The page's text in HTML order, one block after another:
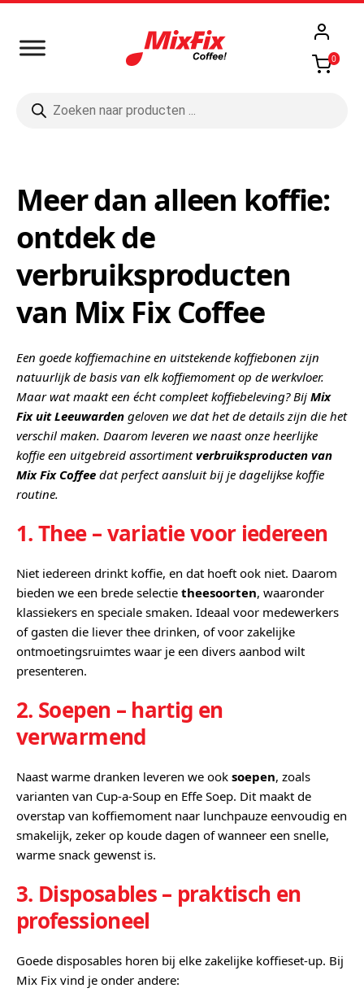
0
zoeken
Meer dan alleen koffie:
ontdek de
verbruiksproducten
van Mix Fix Coffee
Een goede koffiemachine en uitstekende koffiebonen zijn
natuurlijk de basis van elk koffiemoment op de werkvloer.
Maar wat maakt een écht compleet koffiebeleving? Bij Mix
Fix uit Leeuwarden geloven we dat het de details zijn die het
verschil maken. Daarom leveren we naast onze heerlijke
koffie een uitgebreid assortimentverbruiksproducten van
Mix Fix Coffee dat perfect aansluit bij je dagelijkse koffie
routine.
1. Thee – variatie voor iedereen
Niet iedereen drinkt koffie, en dat hoeft ook niet. Daarom
bieden we een brede selectie theesoorten, waaronder
klassiekers en speciale smaken. Ideaal voor medewerkers
of gasten die liever thee drinken, of voor zakelijke
ontmoetingsruimtes waar je een divers aanbod wilt
presenteren.
2. Soepen – hartig en
verwarmend
Naast warme dranken leveren we ook soepen, zoals
varianten van Cup‑a-Soup en Effe Soep. Dit maakt de
overstap van koffiemoment naar lunchpauze eenvoudig en
smakelijk, zeker op koude dagen of wanneer een snelle,
warme snack gewenst is.
3. Disposables – praktisch en
professioneel
Goede disposables horen bij elke zakelijke koffieset-up. Bij
Mix Fix vind je onder andere: